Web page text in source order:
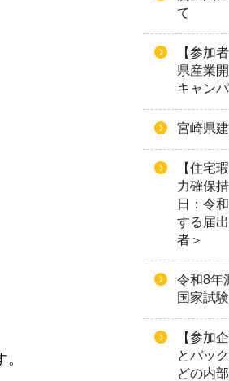
て
【参加
県産業
キャン
宮崎県
【住宅
力確保
日：令
する届
者＞
令和8年
国家試
【参加
とバッ
どの内